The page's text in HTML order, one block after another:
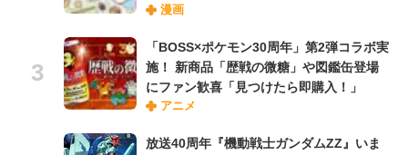
漫画
「BOSS×ポケモン30周年」第2弾コラボ実
施！ 新商品「歴戦の微糖」や図鑑缶登場
にファン歓喜「見つけたら即購入！」
アニメ
放送40周年『機動戦士ガンダムZZ』いま